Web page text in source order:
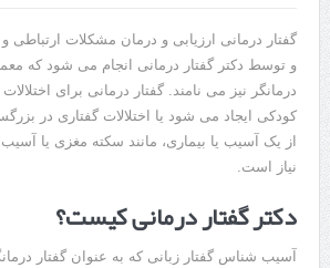
هوشمندی در معماری فروشگاه
گفتار درمانی ارزیابی و درمان مشکلات ارتباطی
و توسط دکتر گفتار درمانی انجام می شود که
درمانگر نیز می نامند. گفتار درمانی برای
کودکی ایجاد می شود یا اختلالات گفتاری در
از یک آسیب یا بیماری، مانند سکته مغزی یا
نیاز است.
دکتر گفتار درمانی کیست؟
آسیب شناس گفتار زبانی که به عنوان گفتار